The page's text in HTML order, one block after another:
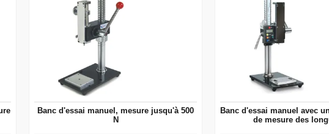
Banc d'essai manuel, mesure jusqu'à 500
N
Banc d'essai manuel avec
de mesure des